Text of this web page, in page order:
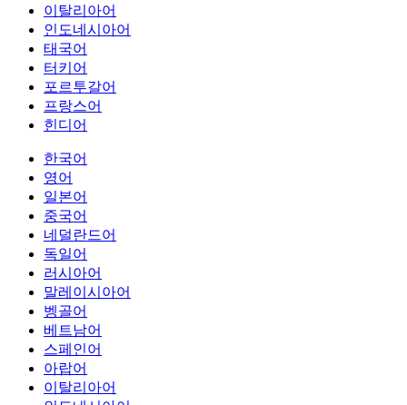
이탈리아어
인도네시아어
태국어
터키어
포르투갈어
프랑스어
힌디어
한국어
영어
일본어
중국어
네덜란드어
독일어
러시아어
말레이시아어
벵골어
베트남어
스페인어
아랍어
이탈리아어